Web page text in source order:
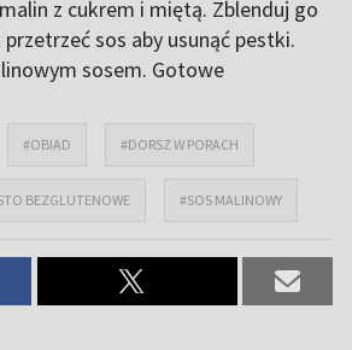
z cukrem i miętą. Zblenduj go
sos aby usunąć pestki.
sosem. Gotowe
#OBIAD #DORSZ W PORACH
BEZGLUTENOWE #SOS MALINOWY